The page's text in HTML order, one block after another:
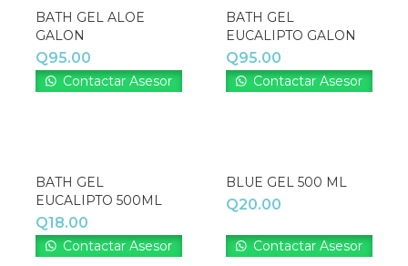
BATH GEL ALOE
GALON
Q95.00
Contactar Asesor
BATH GEL
EUCALIPTO GALON
Q95.00
Contactar Asesor
BATH GEL
EUCALIPTO 500ML
Q18.00
Contactar Asesor
BLUE GEL 500 ML
Q20.00
Contactar Asesor